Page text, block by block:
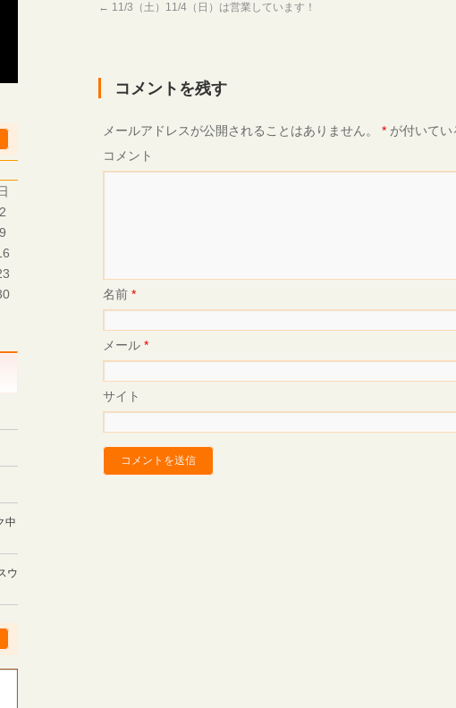
← 11/3（土）11/4（日）は営業しています！
コメントを残す
メールアドレスが公開されることはありません。 * が付いて
コメント
名前 *
メール *
サイト
2
9
中
ウ